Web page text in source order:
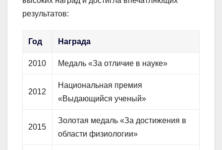
результатов:
Год Награда
2010 Медаль «За отличие в науке»
2012
Национальная премия
«Выдающийся ученый»
2015
Золотая медаль «За достижения в
области физиологии»